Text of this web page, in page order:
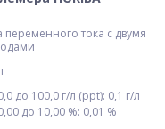
переменного тока с двумя
до 100,0 г/л (ppt): 0,1 г/л
до 10,00 %: 0,01 %